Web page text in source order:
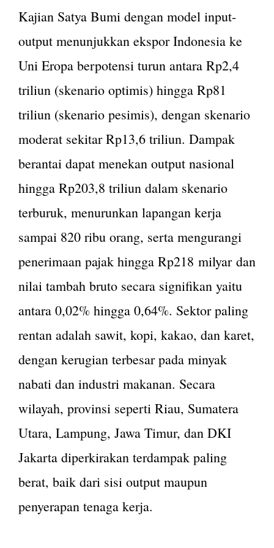
Kajian Satya Bumi dengan model input-
output menunjukkan ekspor Indonesia ke
Uni Eropa berpotensi turun antara Rp2,4
triliun (skenario optimis) hingga Rp81
triliun (skenario pesimis), dengan skenario
moderat sekitar Rp13,6 triliun. Dampak
berantai dapat menekan output nasional
hingga Rp203,8 triliun dalam skenario
terburuk, menurunkan lapangan kerja
sampai 820 ribu orang, serta mengurangi
penerimaan pajak hingga Rp218 milyar dan
nilai tambah bruto secara signifikan yaitu
antara 0,02% hingga 0,64%. Sektor paling
rentan adalah sawit, kopi, kakao, dan karet,
dengan kerugian terbesar pada minyak
nabati dan industri makanan. Secara
wilayah, provinsi seperti Riau, Sumatera
Utara, Lampung, Jawa Timur, dan DKI
Jakarta diperkirakan terdampak paling
berat, baik dari sisi output maupun
penyerapan tenaga kerja.